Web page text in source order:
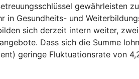
gewährleisten
in Gesundheits- und
sich derzeit intern weiter,
Dass sich die Summe
geringe Fluktuationsrate von